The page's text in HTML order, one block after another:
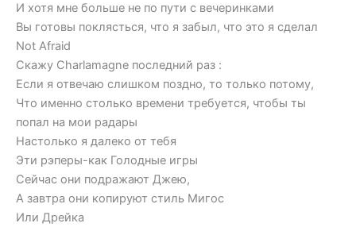
И хотя мне больше не по пути с вечеринками
Вы готовы поклясться, что я забыл, что это я сделал
Not Afraid
Скажу Charlamagne последний раз :
Если я отвечаю слишком поздно, то только потому,
Что именно столько времени требуется, чтобы ты
попал на мои радары
Настолько я далеко от тебя
Эти рэперы-как Голодные игры
Сейчас они подражают Джею,
А завтра они копируют стиль Мигос
Или Дрейка